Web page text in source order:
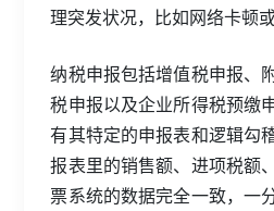
理突发状况，比如网络卡顿
纳税申报包括增值税申报、
税申报以及企业所得税预缴
有其特定的申报表和逻辑勾
报表里的销售额、进项税额
票系统的数据完全一致，一